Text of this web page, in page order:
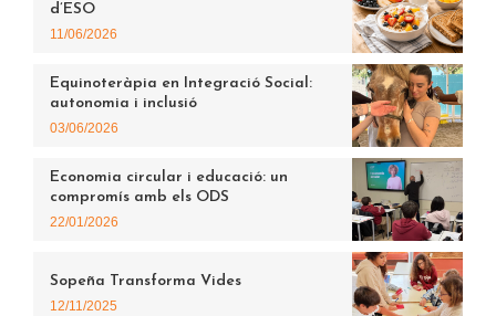
d’ESO
11/06/2026
Equinoteràpia en Integració Social:
autonomia i inclusió
03/06/2026
Economia circular i educació: un
compromís amb els ODS
22/01/2026
Sopeña Transforma Vides
12/11/2025